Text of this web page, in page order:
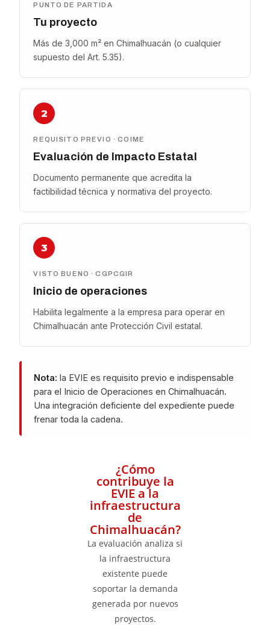
PUNTO DE PARTIDA
Tu proyecto
Más de 3,000 m² en Chimalhuacán (o cualquier
supuesto del Art. 5.35).
2
REQUISITO PREVIO · COIME
Evaluación de Impacto Estatal
Documento permanente que acredita la
factibilidad técnica y normativa del proyecto.
3
VISTO BUENO · CGPCGIR
Inicio de operaciones
Habilita legalmente a la empresa para operar en
Chimalhuacán ante Protección Civil estatal.
Nota: la EVIE es requisito previo e indispensable
para el Inicio de Operaciones en Chimalhuacán.
Una integración deficiente del expediente puede
frenar toda la cadena.
¿Cómo
contribuye la
EVIE a la
infraestructura
de
Chimalhuacán?
La evaluación analiza si
la infraestructura
existente puede
soportar la demanda
generada por nuevos
proyectos.